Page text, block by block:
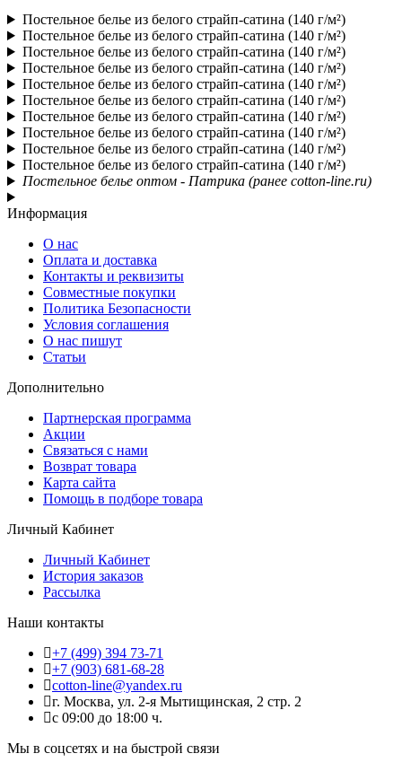
Постельное белье из белого страйп-сатина (140 г/м²)
Постельное белье из белого страйп-сатина (140 г/м²)
Постельное белье из белого страйп-сатина (140 г/м²)
Постельное белье из белого страйп-сатина (140 г/м²)
Постельное белье из белого страйп-сатина (140 г/м²)
Постельное белье из белого страйп-сатина (140 г/м²)
Постельное белье из белого страйп-сатина (140 г/м²)
Постельное белье из белого страйп-сатина (140 г/м²)
Постельное белье из белого страйп-сатина (140 г/м²)
Постельное белье из белого страйп-сатина (140 г/м²)
Постельное белье оптом - Патрика (ранее cotton-line.ru)
Информация
О нас
Оплата и доставка
Контакты и реквизиты
Совместные покупки
Политика Безопасности
Условия соглашения
О нас пишут
Статьи
Дополнительно
Партнерская программа
Акции
Связаться с нами
Возврат товара
Карта сайта
Помощь в подборе товара
Личный Кабинет
Личный Кабинет
История заказов
Рассылка
Наши контакты
+7 (499) 394 73-71
+7 (903) 681-68-28
cotton-line@yandex.ru
г. Москва, ул. 2-я Мытищинская, 2 стр. 2
с 09:00 до 18:00 ч.
Мы в соцсетях и на быстрой связи